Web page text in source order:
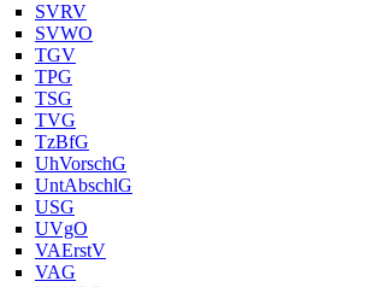
SVRV
SVWO
TGV
TPG
TSG
TVG
TzBfG
UhVorschG
UntAbschlG
USG
UVgO
VAErstV
VAG